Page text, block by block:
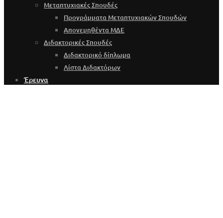
Μεταπτυχιακές Σπουδές
Προγράμματα Μεταπτυχιακών Σπουδών
Απονεμηθέντα ΜΔΕ
Διδακτορικές Σπουδές
Διδακτορικό δίπλωμα
Λίστα Διδακτόρων
Έρευνα